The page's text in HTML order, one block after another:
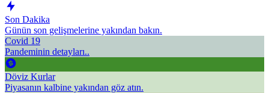
Son Dakika
Günün son gelişmelerine yakından bakın.
Covid 19
Pandeminin detayları..
Döviz Kurlar
Piyasanın kalbine yakından göz atın.